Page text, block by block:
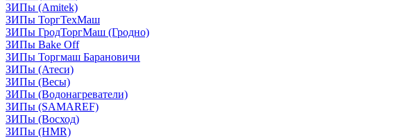
ЗИПы (Amitek)
ЗИПы ТоргТехМаш
ЗИПы ГродТоргМаш (Гродно)
ЗИПы Bake Off
ЗИПы Торгмаш Барановичи
ЗИПы (Атеси)
ЗИПы (Весы)
ЗИПы (Водонагреватели)
ЗИПы (SAMAREF)
ЗИПы (Восход)
ЗИПы (HMR)